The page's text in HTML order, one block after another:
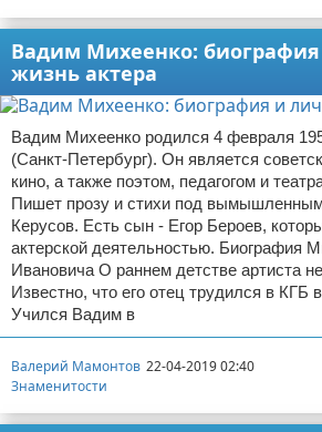
Вадим Михеенко:
жизнь актера
Вадим Михеенко родился 4 февраля
(Санкт-Петербург). Он является
кино, а также поэтом, педагогом и
Пишет прозу и стихи под
Керусов. Есть сын - Егор Бероев,
актерской деятельностью. Биография
Ивановича О раннем детстве артиста
Известно, что его отец трудился в КГБ
Учился Вадим в
Валерий Мамонтов 22-04-2019 02:40
Знаменитости